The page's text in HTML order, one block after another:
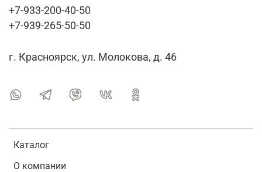
Каталог
О компании
+7-933-200-40-50
+7-939-265-50-50
г. Красноярск, ул. Молокова, д. 46